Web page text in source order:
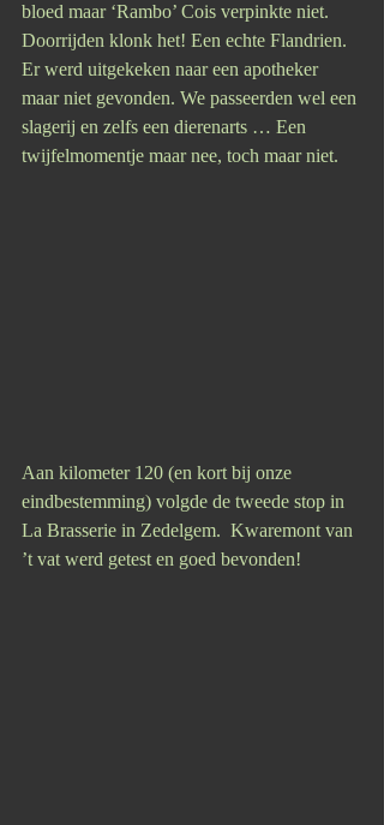
bloed maar ‘Rambo’ Cois verpinkte niet.
Doorrijden klonk het! Een echte Flandrien.
Er werd uitgekeken naar een apotheker
maar niet gevonden. We passeerden wel een
slagerij en zelfs een dierenarts … Een
twijfelmomentje maar nee, toch maar niet.
Aan kilometer 120 (en kort bij onze
eindbestemming) volgde de tweede stop in
La Brasserie in Zedelgem.  Kwaremont van
’t vat werd getest en goed bevonden!